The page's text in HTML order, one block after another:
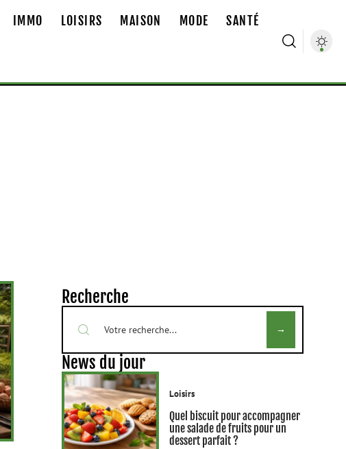
IMMO LOISIRS MAISON MODE SANTÉ
Recherche
News du jour
Loisirs
Quel biscuit pour accompagner
une salade de fruits pour un
dessert parfait ?